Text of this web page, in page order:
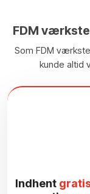
FDM
Som FDM
kunde altid
Indhent